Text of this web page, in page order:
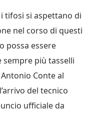
tifosi si aspettano di
nel corso di questi
possa essere
più tasselli
Conte al
del tecnico
ufficiale da